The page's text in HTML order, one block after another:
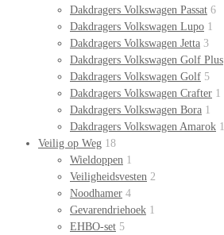
Dakdragers Volkswagen Passat 6
Dakdragers Volkswagen Lupo 1
Dakdragers Volkswagen Jetta 3
Dakdragers Volkswagen Golf Plus
Dakdragers Volkswagen Golf 5
Dakdragers Volkswagen Crafter 1
Dakdragers Volkswagen Bora 1
Dakdragers Volkswagen Amarok 1
Veilig op Weg 18
Wieldoppen 1
Veiligheidsvesten 2
Noodhamer 4
Gevarendriehoek 1
EHBO-set 5